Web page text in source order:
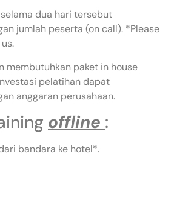
dua hari tersebut
jumlah peserta (on call). *Please
membutuhkan paket in house
pelatihan dapat
anggaran perusahaan.
offline :
bandara ke hotel*.